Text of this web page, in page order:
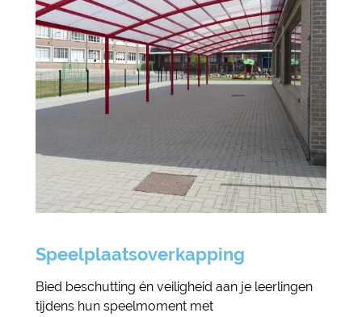
Speelplaatsoverkapping
Bied beschutting én veiligheid aan je leerlingen
tijdens hun speelmoment met